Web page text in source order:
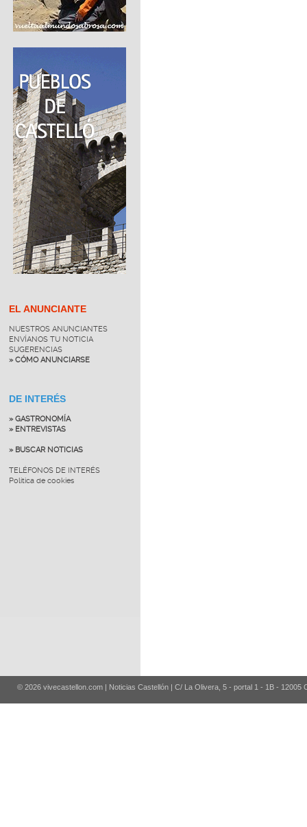
EL ANUNCIANTE
NUESTROS ANUNCIANTES
ENVÍANOS TU NOTICIA
SUGERENCIAS
» CÓMO ANUNCIARSE
DE INTERÉS
» GASTRONOMÍA
» ENTREVISTAS
» BUSCAR NOTICIAS
TELÉFONOS DE INTERÉS
Política de cookies
© 2026 vivecastellon.com | Noticias Castellón | C/ La Olivera, 5 - portal 1 - 1B - 12005